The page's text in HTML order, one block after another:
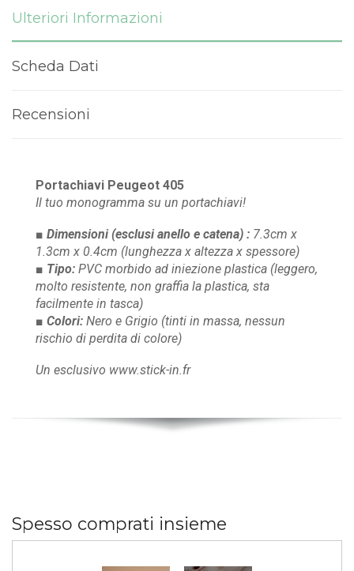
Ulteriori Informazioni
Scheda Dati
Recensioni
Portachiavi Peugeot 405
Il tuo monogramma su un portachiavi!
■ Dimensioni(esclusi anello e catena) : 7.3cm x
1.3cm x 0.4cm (lunghezza x altezza x spessore)
■ Tipo: PVC morbido ad iniezione plastica (leggero,
molto resistente, non graffia la plastica, sta
facilmente in tasca)
■ Colori: Nero e Grigio (tinti in massa, nessun
rischio di perdita di colore)
Un esclusivo www.stick-in.fr
Spesso comprati insieme